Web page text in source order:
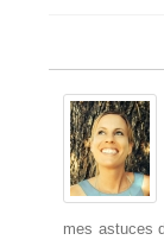
publication :
mes astuces